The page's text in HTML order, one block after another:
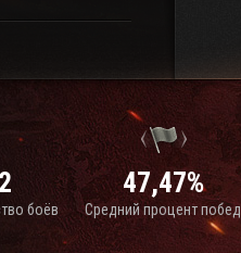
боёв
47,47%
Средний процент побед